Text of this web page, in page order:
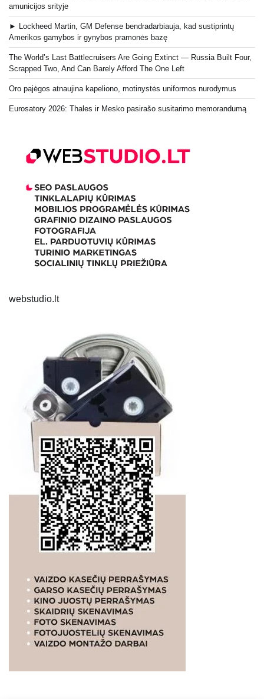
amunicijos srityje
► Lockheed Martin, GM Defense bendradarbiauja, kad sustiprintų
Amerikos gamybos ir gynybos pramonės bazę
The World’s Last Battlecruisers Are Going Extinct — Russia Built Four,
Scrapped Two, And Can Barely Afford The One Left
Oro pajėgos atnaujina kapeliono, motinystės uniformos nurodymus
Eurosatory 2026: Thales ir Mesko pasirašo susitarimo memorandumą
webstudio.lt